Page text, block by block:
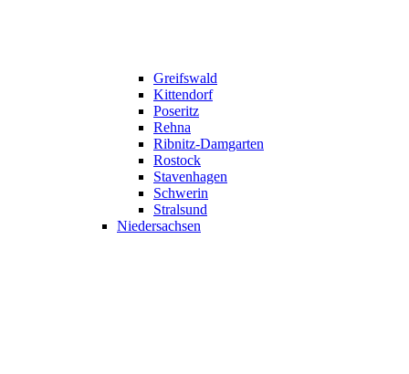
Greifswald
Kittendorf
Poseritz
Rehna
Ribnitz-Damgarten
Rostock
Stavenhagen
Schwerin
Stralsund
Niedersachsen